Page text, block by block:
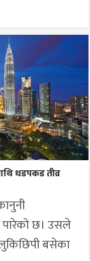
धडपकड तीव्र
पारेको छ। उसले
बसेका